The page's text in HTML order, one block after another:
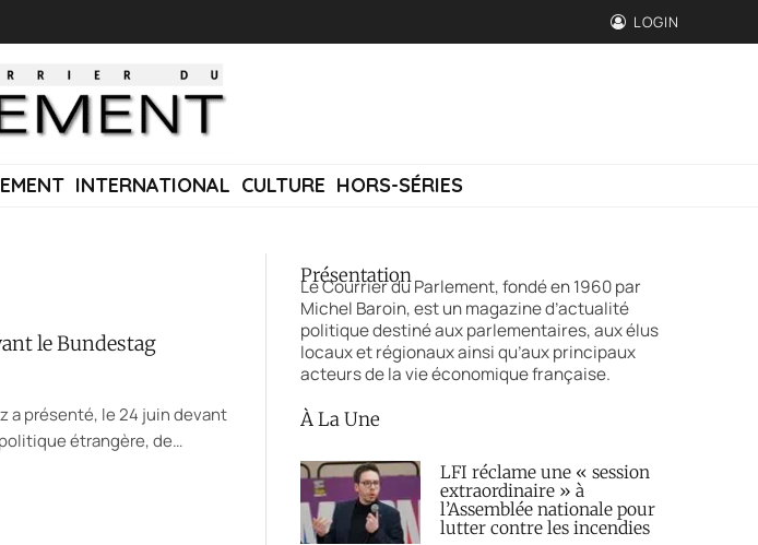
LOGIN
INTERNATIONAL CULTURE HORS-SÉRIES
le Bundestag
a présenté, le 24 juin devant
étrangère, de…
Présentation
Le Courrier du Parlement, fondé en 1960 par
Michel Baroin, est un magazine d’actualité
politique destiné aux parlementaires, aux élus
locaux et régionaux ainsi qu’aux principaux
acteurs de la vie économique française.
À La Une
LFI réclame une « session
extraordinaire » à
l’Assemblée nationale pour
lutter contre les incendies